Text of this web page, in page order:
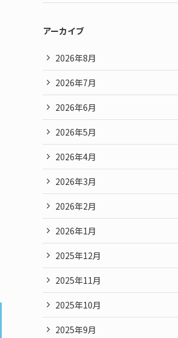
アーカイブ
2026年8月
2026年7月
2026年6月
2026年5月
2026年4月
2026年3月
2026年2月
2026年1月
2025年12月
2025年11月
2025年10月
2025年9月